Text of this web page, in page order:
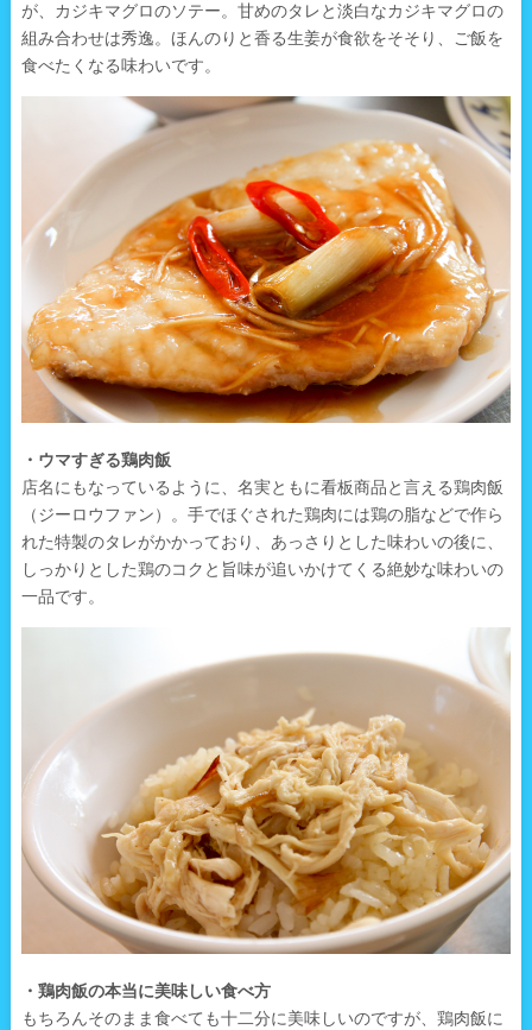
が、カジキマグロのソテー。甘めのタレと淡白なカジキマグロの
組み合わせは秀逸。ほんのりと香る生姜が食欲をそそり、ご飯を
食べたくなる味わいです。
・ウマすぎる鶏肉飯
店名にもなっているように、名実ともに看板商品と言える鶏肉飯
（ジーロウファン）。手でほぐされた鶏肉には鶏の脂などで作ら
れた特製のタレがかかっており、あっさりとした味わいの後に、
しっかりとした鶏のコクと旨味が追いかけてくる絶妙な味わいの
一品です。
・鶏肉飯の本当に美味しい食べ方
もちろんそのまま食べても十二分に美味しいのですが、鶏肉飯に